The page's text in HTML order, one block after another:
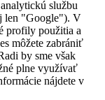
službu
len "Google"). V
profily použitia a
môžete zabrániť
by sme však
plne využívať
nájdete v